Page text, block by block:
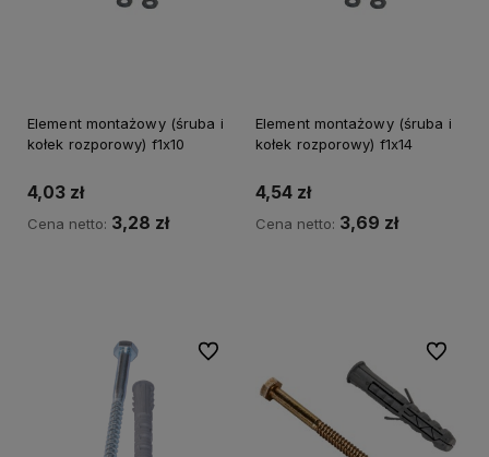
Element montażowy (śruba i
kołek rozporowy) f1x10
4,03 zł
Cena netto: 3,28 zł
Element montażowy (śruba i
kołek rozporowy) f1x14
4,54 zł
Cena netto: 3,69 zł
Do ulubionych Do